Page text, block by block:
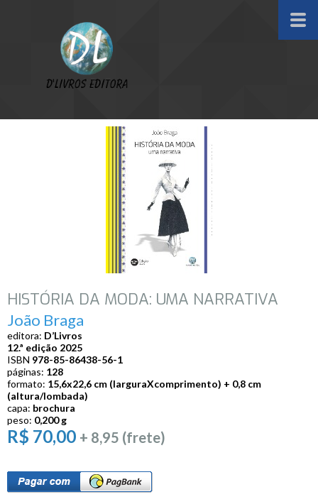
HISTÓRIA DA MODA: UMA NARRATIVA
João Braga
editora: D’Livros
12.ª edição 2025
ISBN 978-85-86438-56-1
páginas: 128
formato: 15,6x22,6 cm (larguraXcomprimento) + 0,8 cm
(altura/lombada)
capa: brochura
peso: 0,200 g
R$ 70,00 + 8,95 (frete)